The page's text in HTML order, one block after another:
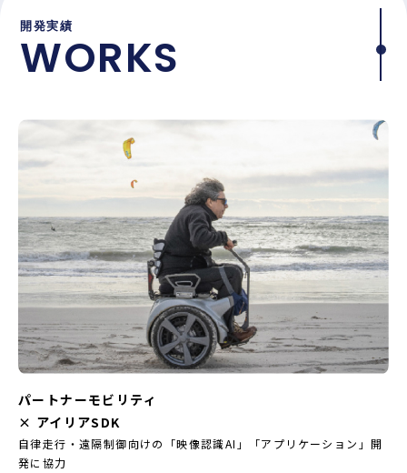
開発実績
WORKS
パートナーモビリティ
× アイリアSDK
自律走行・遠隔制御向けの「映像認識AI」「アプリケーション」開
発に協力